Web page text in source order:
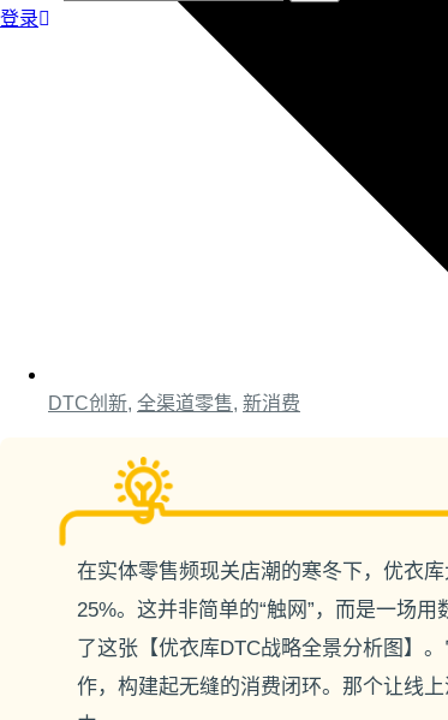
登录
DTC创新, 全渠道零售, 新消费
在实体零售频现关店潮的寒冬下，优衣
25%。这并非简单的“触网”，而是一场
了这张【优衣库DTC战略全景分析图】
作，构建起无缝的消费闭环。那个让线